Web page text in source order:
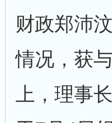
财政郑沛
情况，获
上，理事